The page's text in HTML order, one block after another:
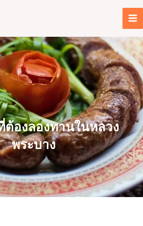
ต้องลองทานในหลวง
พระบาง